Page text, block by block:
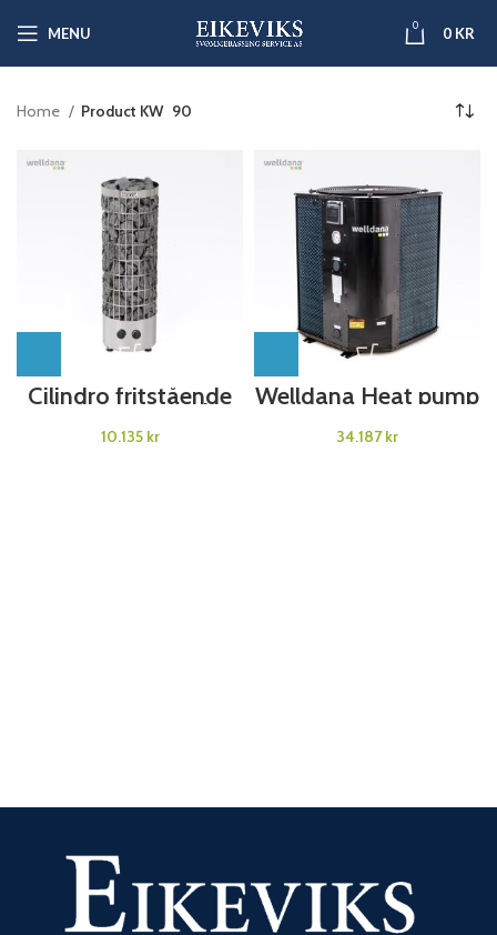
MENU 0 0 KR
Home Product KW 90
Cilindro fritstående
saunaovn med
indbygget styring
kr
Welldana Heat pump
WMV
kr